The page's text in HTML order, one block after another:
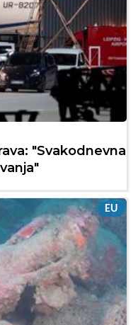
"Svakodnevna
EU